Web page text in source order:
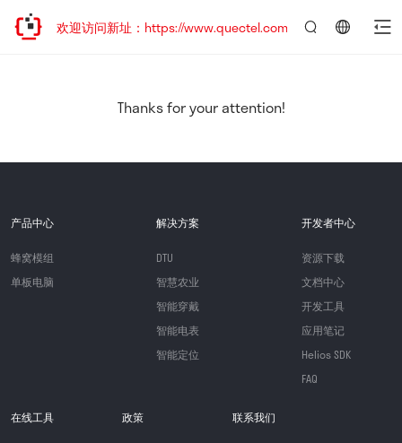
迁移，欢迎访问新址：https://www.quectel.com.cn
Thanks for your attention!
产品中心
蜂窝模组
单板电脑
解决方案
DTU
智慧农业
智能穿戴
智能电表
智能定位
开发者中心
资源下载
文档中心
开发工具
应用笔记
Helios SDK
FAQ
在线工具 政策 联系我们